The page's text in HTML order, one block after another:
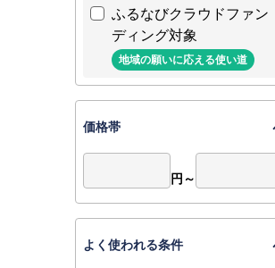
ふるなびクラウドファン
ディング対象
地域の願いに応える使い道
価格帯
円～
よく使われる条件